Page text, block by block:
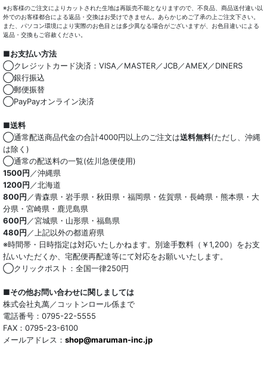
※お客様のご注文によりカットされた生地は再販売不能となりますので、不良品、商品送付違い以
外でのお客様都合による返品・交換はお受けできません。あらかじめご了承の上ご注文下さい。
また、パソコン環境により実際のお色目とは多少異なる場合がございますが、お色目違いによる
返品・交換もご容赦ください。
■お支払い方法
◯クレジットカード決済：VISA／MASTER／JCB／AMEX／DINERS
◯銀行振込
◯郵便振替
◯PayPayオンライン決済
■送料
◯通常配送商品代金の合計4000円以上のご注文は送料無料(ただし、沖縄
は除く)
◯通常の配送料の一覧(佐川急便使用)
1500円 ／沖縄県
1200円 ／北海道
800円 ／青森県・岩手県・秋田県・福岡県・佐賀県・長崎県・熊本県・大
分県・宮崎県・鹿児島県
600円 ／宮城県・山形県・福島県
480円 ／上記以外の都道府県
※時間帯・日時指定は対応いたしかねます。別途手数料（￥1,200）をお支
払いいただくか、宅配便再配達等にて対応をお願いいたします。
◯クリックポスト：全国一律250円
■その他お問い合わせに関しましては
株式会社丸萬／コットンロール係まで
電話番号：0795-22-5555
FAX：0795-23-6100
メールアドレス： shop@maruman-inc.jp